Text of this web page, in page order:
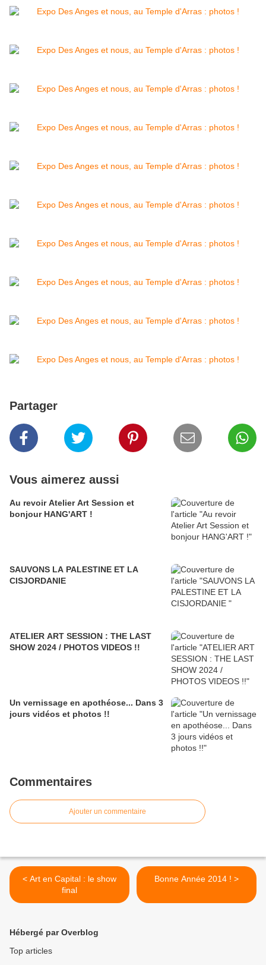
Partager
Vous aimerez aussi
Au revoir Atelier Art Session et
bonjour HANG'ART !
SAUVONS LA PALESTINE ET LA
CISJORDANIE
ATELIER ART SESSION : THE LAST
SHOW 2024 / PHOTOS VIDEOS !!
Un vernissage en apothéose... Dans 3
jours vidéos et photos !!
Commentaires
Ajouter un commentaire
< Art en Capital : le show
final
Bonne Année 2014 ! >
Hébergé par Overblog
Top articles